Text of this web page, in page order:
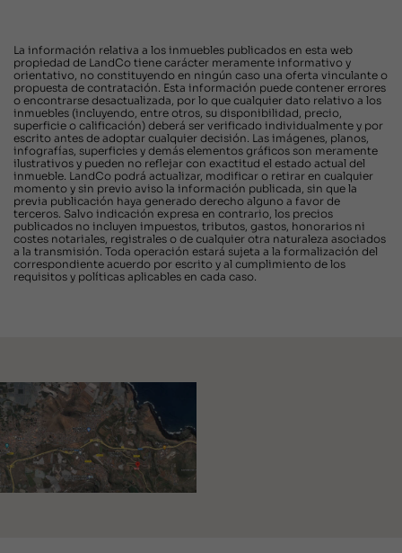
La información relativa a los inmuebles publicados en esta web
propiedad de LandCo tiene carácter meramente informativo y
orientativo, no constituyendo en ningún caso una oferta vinculante o
propuesta de contratación. Esta información puede contener errores
o encontrarse desactualizada, por lo que cualquier dato relativo a los
inmuebles (incluyendo, entre otros, su disponibilidad, precio,
superficie o calificación) deberá ser verificado individualmente y por
escrito antes de adoptar cualquier decisión. Las imágenes, planos,
infografías, superficies y demás elementos gráficos son meramente
ilustrativos y pueden no reflejar con exactitud el estado actual del
inmueble. LandCo podrá actualizar, modificar o retirar en cualquier
momento y sin previo aviso la información publicada, sin que la
previa publicación haya generado derecho alguno a favor de
terceros. Salvo indicación expresa en contrario, los precios
publicados no incluyen impuestos, tributos, gastos, honorarios ni
costes notariales, registrales o de cualquier otra naturaleza asociados
a la transmisión. Toda operación estará sujeta a la formalización del
correspondiente acuerdo por escrito y al cumplimiento de los
requisitos y políticas aplicables en cada caso.